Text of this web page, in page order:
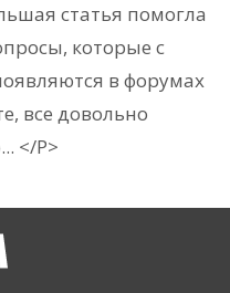
статья помогла
которые с
в форумах
все довольно
</P>